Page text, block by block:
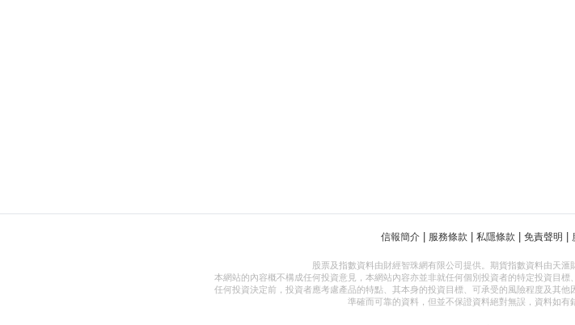
信報簡介 服務條款 私隱條款 免責聲明
股票及指數資料由財經智珠網有限公司提供。期貨指數資料由天滙
本網站的內容概不構成任何投資意見，本網站內容亦並非就任何個別投資者的特定投資目
任何投資決定前，投資者應考慮產品的特點、其本身的投資目標、可承受的風險程度及其
準確而可靠的資料，但並不保證資料絕對無誤，資料如有